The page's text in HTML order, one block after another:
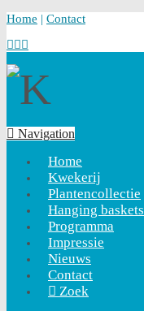
Home | Contact
Navigation
Home
Kwekerij
Plantencollectie
Hanging baskets
Programma
Impressie
Nieuws
Contact
Zoek